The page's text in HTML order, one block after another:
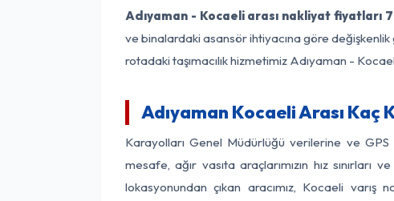
Adıyaman - Kocaeli arası nakliyat fiyatları
ve binalardaki asansör ihtiyacına göre
rotadaki taşımacılık hizmetimiz Adıyaman -
Adıyaman Kocaeli Arası Kaç
Karayolları Genel Müdürlüğü verilerine ve
mesafe, ağır vasıta araçlarımızın hız
lokasyonundan çıkan aracımız, Kocaeli varış